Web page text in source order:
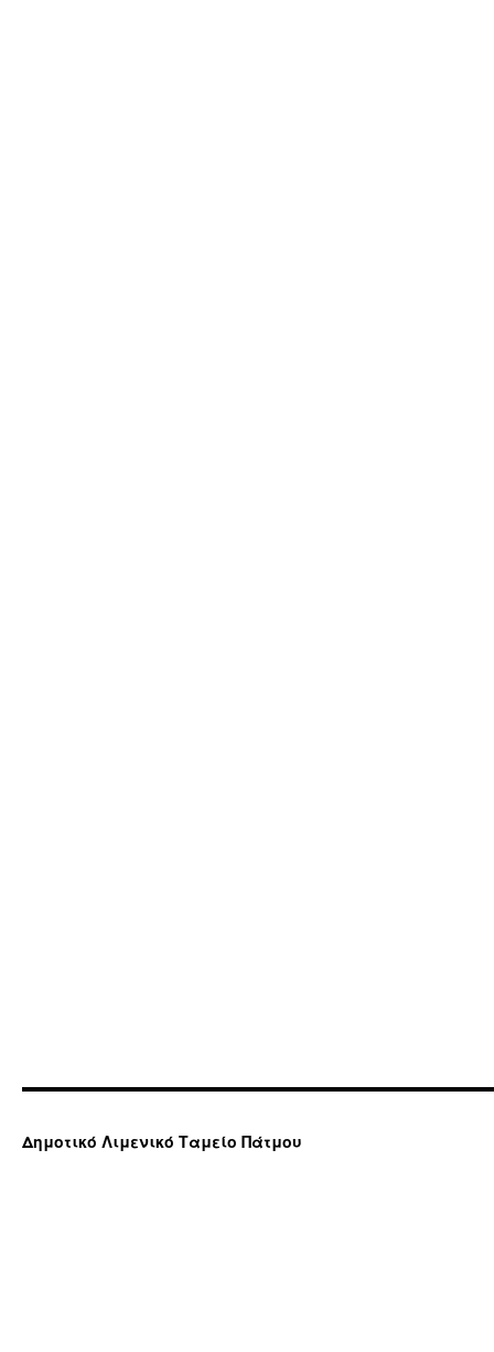
Δημοτικό Λιμενικό Ταμείο Πάτμου